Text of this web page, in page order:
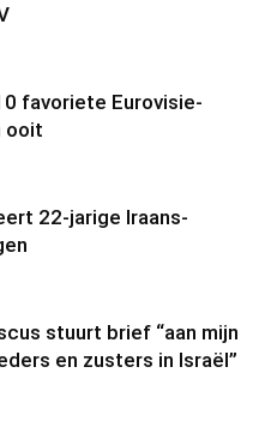
favoriete Eurovisie-
ooit
22-jarige Iraans-
stuurt brief “aan mijn
en zusters in Israël”